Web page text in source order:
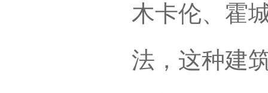
木卡伦、霍
法，这种建